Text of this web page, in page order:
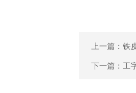
上一篇： 铁
下一篇： 工